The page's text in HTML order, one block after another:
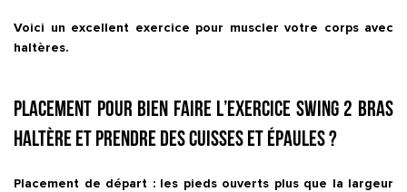
Voici un excellent exercice pour muscler votre corps avec
haltères.
Placement pour bien faire l’exercice Swing 2 bras
haltère et prendre des cuisses et épaules ?
Placement de départ : les pieds ouverts plus que la largeur